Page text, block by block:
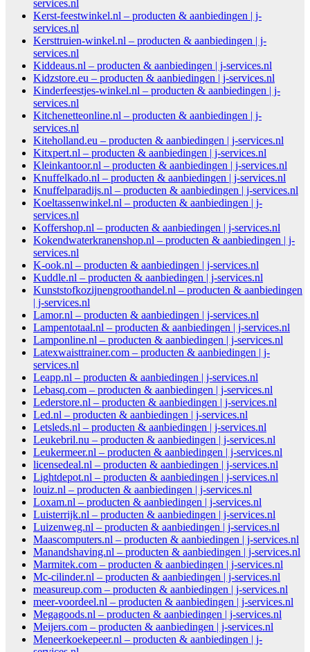
services.nl
Kerst-feestwinkel.nl – producten & aanbiedingen | j-
services.nl
Kersttruien-winkel.nl – producten & aanbiedingen | j-
services.nl
Kiddeaus.nl – producten & aanbiedingen | j-services.nl
Kidzstore.eu – producten & aanbiedingen | j-services.nl
Kinderfeestjes-winkel.nl – producten & aanbiedingen | j-
services.nl
Kitchenetteonline.nl – producten & aanbiedingen | j-
services.nl
Kiteholland.eu – producten & aanbiedingen | j-services.nl
Kitxpert.nl – producten & aanbiedingen | j-services.nl
Kleinkantoor.nl – producten & aanbiedingen | j-services.nl
Knuffelkado.nl – producten & aanbiedingen | j-services.nl
Knuffelparadijs.nl – producten & aanbiedingen | j-services.nl
Koeltassenwinkel.nl – producten & aanbiedingen | j-
services.nl
Koffershop.nl – producten & aanbiedingen | j-services.nl
Kokendwaterkranenshop.nl – producten & aanbiedingen | j-
services.nl
K-ook.nl – producten & aanbiedingen | j-services.nl
Kuddle.nl – producten & aanbiedingen | j-services.nl
Kunststofkozijnengroothandel.nl – producten & aanbiedingen
| j-services.nl
Lamor.nl – producten & aanbiedingen | j-services.nl
Lampentotaal.nl – producten & aanbiedingen | j-services.nl
Lamponline.nl – producten & aanbiedingen | j-services.nl
Latexwaisttrainer.com – producten & aanbiedingen | j-
services.nl
Leapp.nl – producten & aanbiedingen | j-services.nl
Lebasq.com – producten & aanbiedingen | j-services.nl
Lederstore.nl – producten & aanbiedingen | j-services.nl
Led.nl – producten & aanbiedingen | j-services.nl
Letsleds.nl – producten & aanbiedingen | j-services.nl
Leukebril.nu – producten & aanbiedingen | j-services.nl
Leukermeer.nl – producten & aanbiedingen | j-services.nl
licensedeal.nl – producten & aanbiedingen | j-services.nl
Lightdepot.nl – producten & aanbiedingen | j-services.nl
louiz.nl – producten & aanbiedingen | j-services.nl
Loxam.nl – producten & aanbiedingen | j-services.nl
Luisterrijk.nl – producten & aanbiedingen | j-services.nl
Luizenweg.nl – producten & aanbiedingen | j-services.nl
Maascomputers.nl – producten & aanbiedingen | j-services.nl
Manandshaving.nl – producten & aanbiedingen | j-services.nl
Marmitek.com – producten & aanbiedingen | j-services.nl
Mc-cilinder.nl – producten & aanbiedingen | j-services.nl
measureup.com – producten & aanbiedingen | j-services.nl
meer-voordeel.nl – producten & aanbiedingen | j-services.nl
Megagoods.nl – producten & aanbiedingen | j-services.nl
Meijers.com – producten & aanbiedingen | j-services.nl
Meneerkoekepeer.nl – producten & aanbiedingen | j-